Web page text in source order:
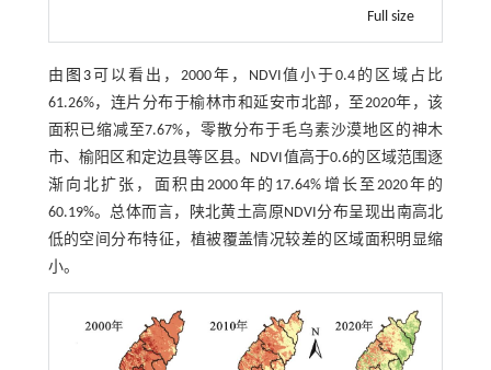
Full size
由 图3可以看出，2000年，NDVI值小于0.4的区域占比
61.26%，连片分布于榆林市和延安市北部，至2020年，该
面积已缩减至7.67%，零散分布于毛乌素沙漠地区的神木
市、榆阳区和定边县等区县。NDVI值高于0.6的区域范围逐
渐向北扩张，面积由2000年的17.64%增长至2020年的
60.19%。总体而言，陕北黄土高原NDVI分布呈现出南高北
低的空间分布特征，植被覆盖情况较差的区域面积明显缩
小。